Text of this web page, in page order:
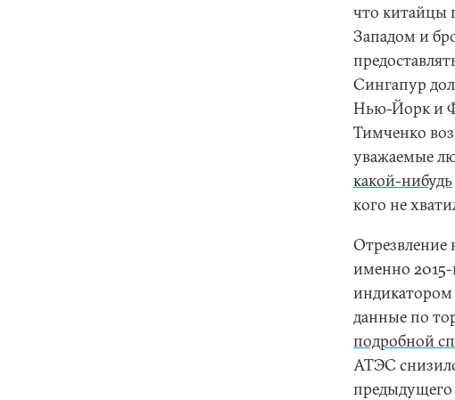
что китайцы
Западом и
Сингапур
Нью-Йорк и
Тимченко
уважаемые
какой-нибудь
кого не
Отрезвление
именно
данные по
подробной
АТЭС
предыдущего